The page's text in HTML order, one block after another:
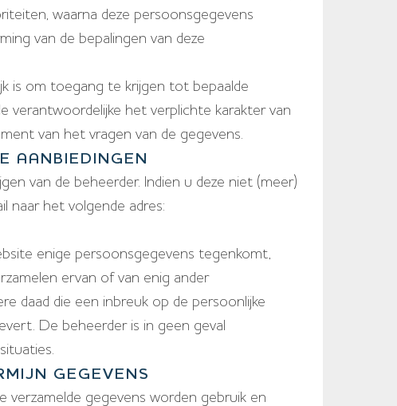
waarna deze persoonsgegevens
van de bepalingen van deze
is om toegang te krijgen tot bepaalde
verantwoordelijke het verplichte karakter van
van het vragen van de gegevens.
AANBIEDINGEN
van de beheerder. Indien u deze niet (meer)
naar het volgende adres:
enige persoonsgegevens tegenkomt,
ervan of van enig ander
daad die een inbreuk op de persoonlijke
De beheerder is in geen geval
GEGEVENS
verzamelde gegevens worden gebruik en